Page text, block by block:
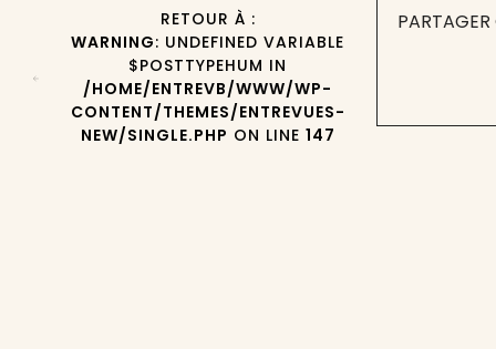
RETOUR À :
WARNING: UNDEFINED VARIABLE
$POSTTYPEHUM IN
/HOME/ENTREVB/WWW/WP-
CONTENT/THEMES/ENTREVUES-
NEW/SINGLE.PHP ON LINE 147